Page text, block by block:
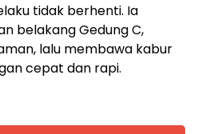
tidak berhenti. Ia
belakang Gedung C,
lalu membawa kabur
cepat dan rapi.